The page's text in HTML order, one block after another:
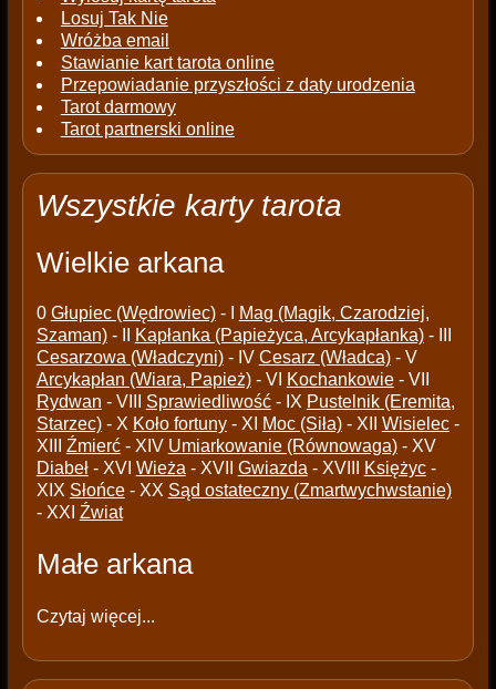
Losuj Tak Nie
Wróżba email
Stawianie kart tarota online
Przepowiadanie przyszłości z daty urodzenia
Tarot darmowy
Tarot partnerski online
Wszystkie karty tarota
Wielkie arkana
0 Głupiec (Wędrowiec)- I
Mag (Magik, Czarodziej,
Szaman)- II Kapłanka (Papieżyca, Arcykapłanka)- III
Cesarzowa (Władczyni)- IV Cesarz (Władca)- V
Arcykapłan (Wiara, Papież)- VI Kochankowie- VII
Rydwan - VIII Sprawiedliwość- IX Pustelnik (Eremita,
Starzec)- X Koło fortuny- XI Moc (Siła)- XII Wisielec-
XIII Źmierć- XIV Umiarkowanie (Równowaga)- XV
Diabeł- XVI Wieża - XVII Gwiazda - XVIII Księżyc-
XIX Słońce- XX Sąd ostateczny (Zmartwychwstanie)
- XXI Źwiat
Małe arkana
Czytaj więcej...